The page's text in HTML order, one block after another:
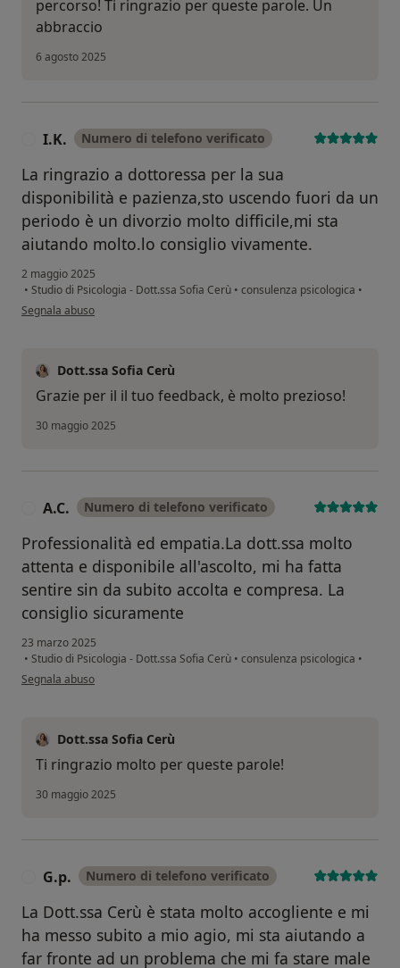
percorso! Ti ringrazio per queste parole. Un
abbraccio
6 agosto 2025
I.K. Numero di telefono verificato
La ringrazio a dottoressa per la sua
disponibilità e pazienza,sto uscendo fuori da un
periodo è un divorzio molto difficile,mi sta
aiutando molto.lo consiglio vivamente.
2 maggio 2025
• Studio di Psicologia - Dott.ssa Sofia Cerù • consulenza psicologica •
secondo l'opinione dell'utente I.K.
Segnala abuso
Dott.ssa Sofia Cerù
Grazie per il il tuo feedback, è molto prezioso!
30 maggio 2025
A.C. Numero di telefono verificato
Professionalità ed empatia.La dott.ssa molto
attenta e disponibile all'ascolto, mi ha fatta
sentire sin da subito accolta e compresa. La
consiglio sicuramente
23 marzo 2025
• Studio di Psicologia - Dott.ssa Sofia Cerù • consulenza psicologica •
secondo l'opinione dell'utente A.C.
Segnala abuso
Dott.ssa Sofia Cerù
Ti ringrazio molto per queste parole!
30 maggio 2025
G.p. Numero di telefono verificato
La Dott.ssa Cerù è stata molto accogliente e mi
ha messo subito a mio agio, mi sta aiutando a
far fronte ad un problema che mi fa stare male